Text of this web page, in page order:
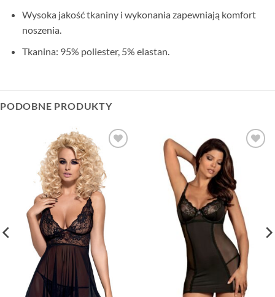
Wysoka jakość tkaniny i wykonania zapewniają komfort
noszenia.
Tkanina: 95% poliester, 5% elastan.
PODOBNE PRODUKTY